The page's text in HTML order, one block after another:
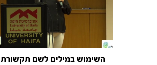
השימוש במילים לשם תקשורת